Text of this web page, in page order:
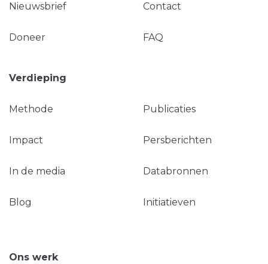
Nieuwsbrief Contact
Doneer FAQ
Verdieping
Methode Publicaties
Impact Persberichten
In de media Databronnen
Blog Initiatieven
Ons werk